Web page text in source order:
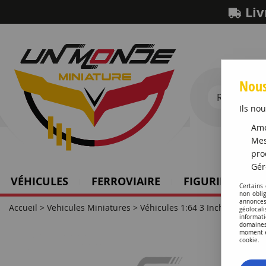
VÉHICULES FERROVIAIRE FIGURINES
Accueil > Vehicules Miniatures > Véhicules 1:64 3 Inch Alpine
Ils
Certains
non
moment
cookie.